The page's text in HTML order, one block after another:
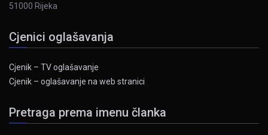
51000 Rijeka
Cjenici oglašavanja
Cjenik – TV oglašavanje
Cjenik – oglašavanje na web stranici
Pretraga prema imenu članka